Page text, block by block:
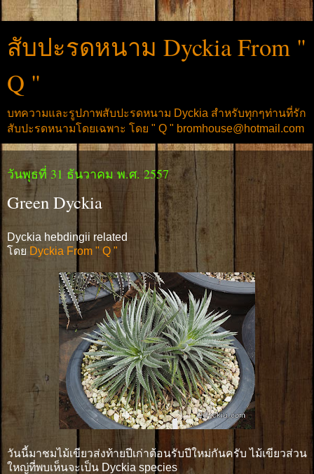
สับปะรดหนาม Dyckia From "
Q "
บทความและรูปภาพสับปะรดหนาม Dyckia สำหรับทุกๆท่านที่รัก
สับปะรดหนามโดยเฉพาะ โดย " Q " bromhouse@hotmail.com
วันพุธที่ 31 ธันวาคม พ.ศ. 2557
Green Dyckia
Dyckia hebdingii related
โดย Dyckia From " Q "
วันนี้มาชมไม้เขียวส่งท้ายปีเก่าต้อนรับปีใหม่กันครับ ไม้เขียวส่วน
ใหญ่ที่พบเห็นจะเป็น Dyckia species